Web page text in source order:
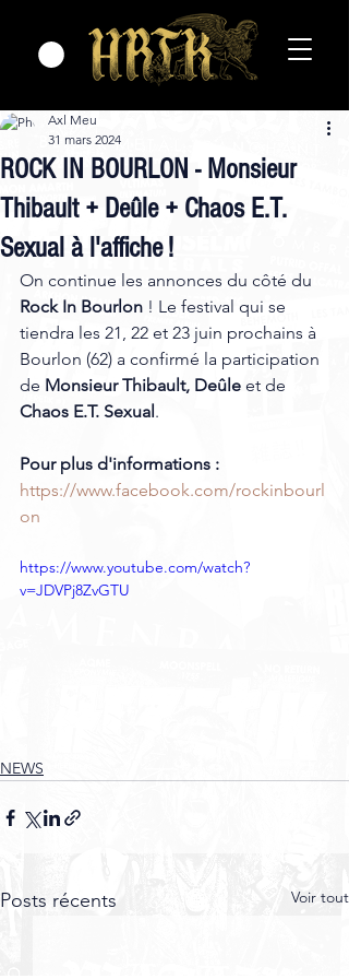
ROCK IN BOURLON - Monsieur
Thibault + Deûle + Chaos E.T.
Sexual à l'affiche !
Axl Meu
31 mars 2024
On continue les annonces du côté du
Rock In Bourlon ! Le festival qui se
tiendra les 21, 22 et 23 juin prochains à
Bourlon (62) a confirmé la participation
de Monsieur Thibault, Deûle et de
Chaos E.T. Sexual.
Pour plus d'informations :
https://www.facebook.com/rockinbourl
on
https://www.youtube.com/watch?
v=JDVPj8ZvGTU
NEWS
Posts récents Voir tout